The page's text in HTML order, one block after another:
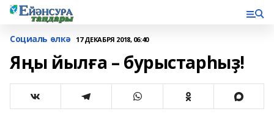
Социаль өлкә 17 ДЕКАБРЯ 2018, 06:40
Яңы йылға – бурыстарһыҙ!